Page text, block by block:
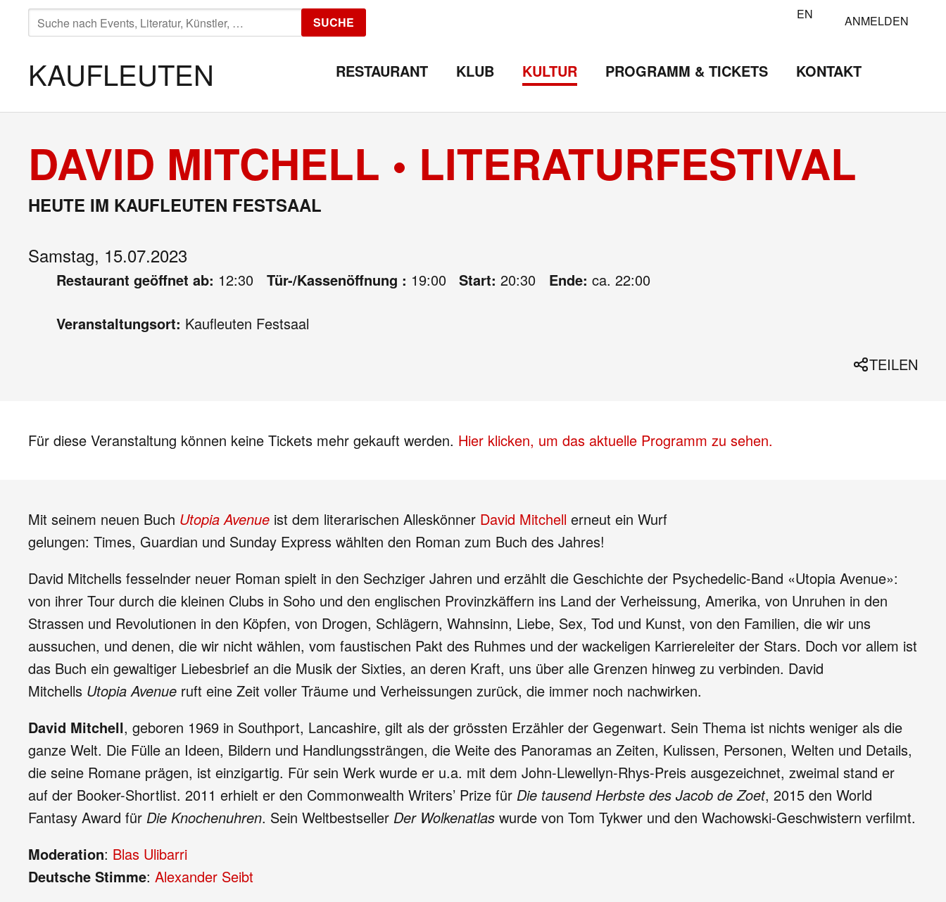
SUCHE
NACH:
SUCHE EN ANMELDEN
KAUFLEUTEN RESTAURANT KLUB KULTUR PROGRAMM & TICKETS KONTAKT
DAVID MITCHELL • LITERATURFESTIVAL
HEUTE IM KAUFLEUTEN FESTSAAL
Samstag, 15.07.2023
Restaurant geöffnet ab: 12:30 Tür-/Kassenöffnung : 19:00 Start: 20:30 Ende: ca. 22:00
Veranstaltungsort: Kaufleuten Festsaal
TEILEN
Für diese Veranstaltung können keine Tickets mehr gekauft werden. Hier klicken, um das aktuelle Programm zu sehen.
Mit seinem neuen Buch Utopia Avenue ist dem literarischen Alleskönner David Mitchell erneut ein Wurf
gelungen: Times, Guardian und Sunday Express wählten den Roman zum Buch des Jahres!
David Mitchells fesselnder neuer Roman spielt in den Sechziger Jahren und erzählt die Geschichte der Psychedelic-Band «Utopia Avenue»:
von ihrer Tour durch die kleinen Clubs in Soho und den englischen Provinzkäffern ins Land der Verheissung, Amerika, von Unruhen in den
Strassen und Revolutionen in den Köpfen, von Drogen, Schlägern, Wahnsinn, Liebe, Sex, Tod und Kunst, von den Familien, die wir uns
aussuchen, und denen, die wir nicht wählen, vom faustischen Pakt des Ruhmes und der wackeligen Karriereleiter der Stars. Doch vor allem ist
das Buch ein gewaltiger Liebesbrief an die Musik der Sixties, an deren Kraft, uns über alle Grenzen hinweg zu verbinden. David
Mitchells Utopia Avenue ruft eine Zeit voller Träume und Verheissungen zurück, die immer noch nachwirken.
David Mitchell, geboren 1969 in Southport, Lancashire, gilt als der grössten Erzähler der Gegenwart. Sein Thema ist nichts weniger als die
ganze Welt. Die Fülle an Ideen, Bildern und Handlungssträngen, die Weite des Panoramas an Zeiten, Kulissen, Personen, Welten und Details,
die seine Romane prägen, ist einzigartig. Für sein Werk wurde er u.a. mit dem John-Llewellyn-Rhys-Preis ausgezeichnet, zweimal stand er
auf der Booker-Shortlist. 2011 erhielt er den Commonwealth Writers’ Prize für Die tausend Herbste des Jacob de Zoet, 2015 den World
Fantasy Award für Die Knochenuhren. Sein Weltbestseller Der Wolkenatlas wurde von Tom Tykwer und den Wachowski-Geschwistern verfilmt.
Moderation: Blas Ulibarri
Deutsche Stimme: Alexander Seibt